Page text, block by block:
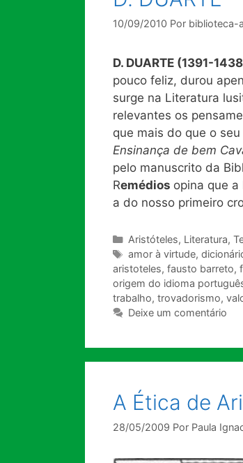
10/09/2010 Por biblioteca-
D. DUARTE (1391-1438
pouco feliz, durou
surge na Literatura
relevantes os
que mais do que o
Ensinança de bem
pelo manuscrito da
Remédios opina que a
a do nosso primeiro
Categorias
Aristóteles, Literatura,
Tags
amor à virtude,
aristoteles, fausto barreto,
origem do idioma
trabalho, trovadorismo,
Deixe um comentário
A Ética de
28/05/2009 Por Paula